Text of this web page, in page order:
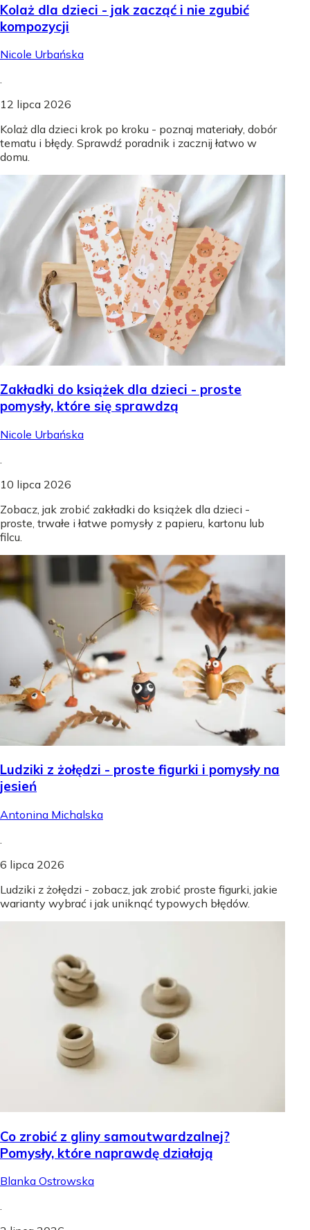
Kolaż dla dzieci - jak zacząć i nie zgubić
kompozycji
Nicole Urbańska
.
12 lipca 2026
Kolaż dla dzieci krok po kroku - poznaj materiały, dobór
tematu i błędy. Sprawdź poradnik i zacznij łatwo w
domu.
Zakładki do książek dla dzieci - proste
pomysły, które się sprawdzą
Nicole Urbańska
10 lipca 2026
Zobacz, jak zrobić zakładki do książek dla dzieci -
proste, trwałe i łatwe pomysły z papieru, kartonu lub
filcu.
Ludziki z żołędzi - proste figurki i pomysły na
jesień
Antonina Michalska
.
6 lipca 2026
Ludziki z żołędzi - zobacz, jak zrobić proste figurki, jakie
warianty wybrać i jak uniknąć typowych błędów.
Co zrobić z gliny samoutwardzalnej?
Pomysły, które naprawdę działają
Blanka Ostrowska
.